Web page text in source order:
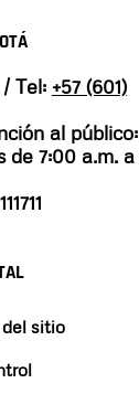
Tel: +57 (601)
al público:
de 7:00 a.m. a
sitio